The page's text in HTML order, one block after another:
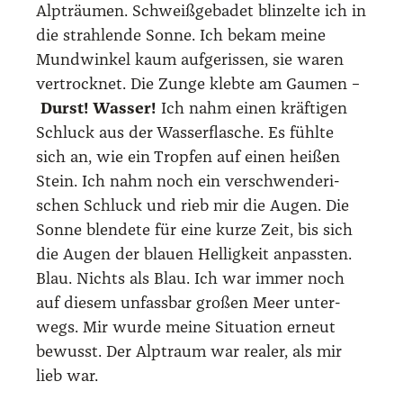
Alp­träu­men. Schweiß­ge­ba­det blin­zel­te ich in
die strah­len­de Son­ne. Ich bekam mei­ne
Mund­win­kel kaum auf­ge­ris­sen, sie waren
ver­trock­net. Die Zun­ge kleb­te am Gau­men –
Durst! Was­ser! Ich nahm einen kräf­ti­gen
Schluck aus der Was­ser­fla­sche. Es fühl­te
sich an, wie ein Trop­fen auf einen hei­ßen
Stein. Ich nahm noch ein ver­schwen­de­ri­
schen Schluck und rieb mir die Augen. Die
Son­ne blen­de­te für eine kur­ze Zeit, bis sich
die Augen der blau­en Hel­lig­keit anpass­ten.
Blau. Nichts als Blau. Ich war immer noch
auf die­sem unfass­bar gro­ßen Meer unter­
wegs. Mir wur­de mei­ne Situa­ti­on erneut
bewusst. Der Alp­traum war rea­ler, als mir
lieb war.